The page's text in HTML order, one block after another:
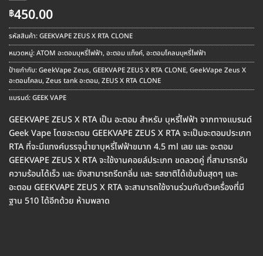
฿450.00
รหัสสินค้า:GEEKVAPE ZEUS X RTA CLONE
หมวดหมู่:ATOM อะตอมบุหรี่ไฟฟ้า, อะตอม แท็งค์, อะตอมโคลนบุหรี่ไฟฟ้า
ป้ายกำกับ:GeekVape Zeus, GEEKVAPE ZEUS X RTA CLONE, GeekVape Zeus X
อะตอมโคลน, Zeus tank อะตอม, ZEUS X RTA CLONE
แบรนด์:GEEK VAPE
GEEKVAPE ZEUS X RTA เป็น อะตอม สำหรับ บุหรี่ไฟฟ้า จากทางแบรนด์
Geek Vape โดยอะตอม GEEKVAPE ZEUS X RTA จะเป็นอะตอมประเภท
RTA ที่จะมีแทงค์บรรจุน้ำยาบุหรี่ไฟฟ้าขนาก 4.5 ml เลย และ อะตอม
GEEKVAPE ZEUS X RTA จะใช้งานคอยล์ประเภท ขดลวดคู่ ที่สามารถรับ
ความร้อนได้เร็ว และ ยังสามารถรีดกลิ่น และ รสชาติได้เข้มข้นสุดๆ และ
อะตอม GEEKVAPE ZEUS X RTA จะสามารถใช้งานร่วมกับตัวเครื่องที่มี
ฐาน 510 ได้อีกด้วย ห้ามพลาด